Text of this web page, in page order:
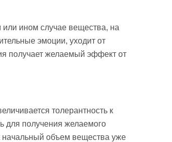
ином случае вещества, на
эмоции, уходит от
получает желаемый эффект от
толерантность к
для получения желаемого
начальный объем вещества уже